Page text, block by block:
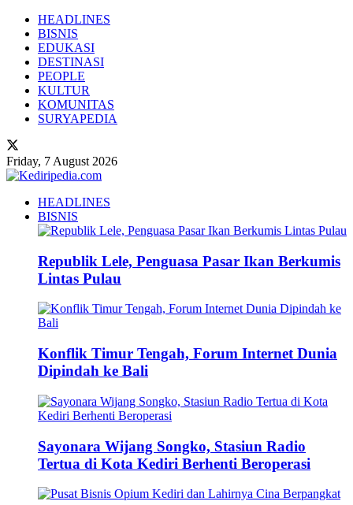
HEADLINES
BISNIS
EDUKASI
DESTINASI
PEOPLE
KULTUR
KOMUNITAS
SURYAPEDIA
Friday, 7 August 2026
HEADLINES
BISNIS
Republik Lele, Penguasa Pasar Ikan Berkumis
Lintas Pulau
Konflik Timur Tengah, Forum Internet Dunia
Dipindah ke Bali
Sayonara Wijang Songko, Stasiun Radio
Tertua di Kota Kediri Berhenti Beroperasi